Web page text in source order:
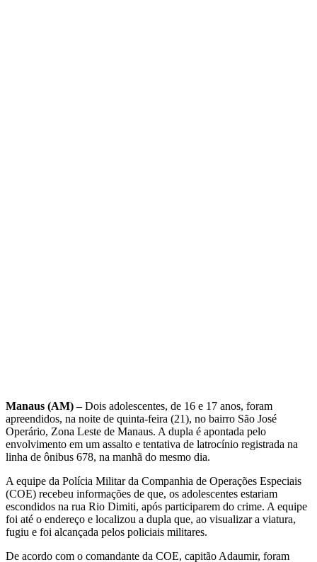
Manaus (AM) –Dois adolescentes, de 16 e 17 anos, foram
apreendidos, na noite de quinta-feira (21), no bairro São José
Operário, Zona Leste de Manaus. A dupla é apontada pelo
envolvimento em um assalto e tentativa de latrocínio registrada na
linha de ônibus 678, na manhã do mesmo dia.
A equipe da Polícia Militar da Companhia de Operações Especiais
(COE) recebeu informações de que, os adolescentes estariam
escondidos na rua Rio Dimiti, após participarem do crime. A equipe
foi até o endereço e localizou a dupla que, ao visualizar a viatura,
fugiu e foi alcançada pelos policiais militares.
De acordo com o comandante da COE, capitão Adaumir, foram